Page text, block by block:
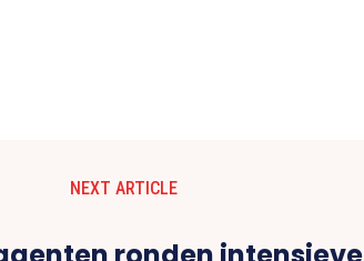
NEXT ARTICLE